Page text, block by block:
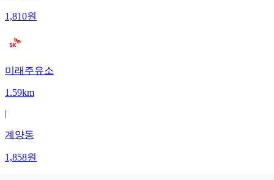
1,810원
미래주유소
1.59km
|
계양동
1,858원